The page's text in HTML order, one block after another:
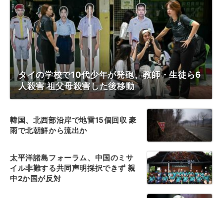
タイの学校で10代少年が発砲、教師・生徒ら6
人殺害 祖父母殺害した後移動
韓国、北西部沿岸で地雷15個回収 豪
雨で北朝鮮から流出か
太平洋諸島フォーラム、中国のミサ
イル非難する共同声明採択できず 親
中2か国が反対